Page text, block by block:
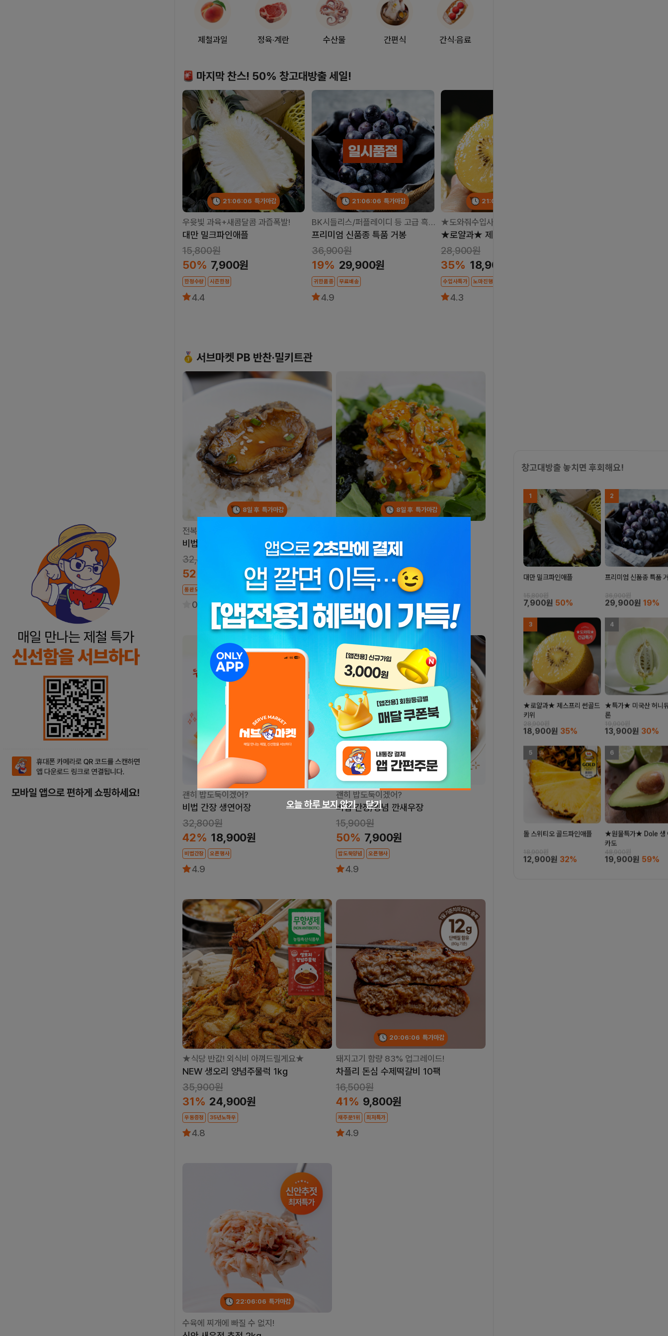
창고대방출 놓치면 후회해요!
1
대만 밀크파인애플
15,800원
7,900원 50%
2
프리미엄 신품종 특품
36,900원
29,900원 19%
3
★로얄과★ 제스프리 썬골드
키위
28,900원
18,900원 35%
4
★특가★ 미국산 허니
론
19,900원
13,900원 30%
5
돌 스위티오 골드파인애플
18,900원
12,900원 32%
6
★원물특가★ Dole 생
카도
48,900원
19,900원 59%
제철과일 정육·계란 수산물 간편식 간식·음료
마지막 찬스! 50% 창고대방출 세일!
21:06:04 특가마감
우윳빛 과육+새콤달콤 과즙폭발!
대만 밀크파인애플
15,800원
50% 7,900원
한정수량 시즌한정
4.4
21:06:04 특가마감
BK시들리스/퍼플레이디 등 고급 흑포
도!
프리미엄 신품종 특품 거봉
36,900원
19% 29,900원
귀한품종 무료배송
4.9
21:06:04
★도와줘수입사 핫딜!★
★로얄과★ 제스프리 썬골드키위
28,900원
35% 18,900원
수입사특가 노마진행사
4.3
서브마켓 PB 반찬·밀키트관
8일 후 특가마감
전복이 통으로 들어갔다고!?
비법 완도 간장전복장
32,800원
52% 15,900원
통완도전복
0
8일 후 특가마감
★별미★ 통영 멍게비빔장
16,900원
47% 8,900원
통영멍게 별미비빔밥
0
8일 후특가마감
괜히 밥도둑이겠어?
비법 간장 생연어장
32,800원
42% 18,900원
비법간장 오픈행사
4.9
8일 후 특가마감
괜히 밥도둑이겠어?
비법 간장/양념 깐새우장
15,900원
50% 7,900원
밥도둑양념 오픈행사
4.9
★식당 반값! 외식비 아껴드릴게요★
NEW 생오리 양념주물럭 1kg
35,900원
31% 24,900원
우동증정 35년노하우
4.8
20:06:04 특가마감
돼지고기 함량 83% 업그레이드!
차플리 돈심 수제떡갈비 10팩
16,500원
41% 9,800원
재주문1위 최저특가
4.9
22:06:04 특가마감
수육에 찌개에 빠질 수 없지!
오늘 하루 보지 않기 닫기